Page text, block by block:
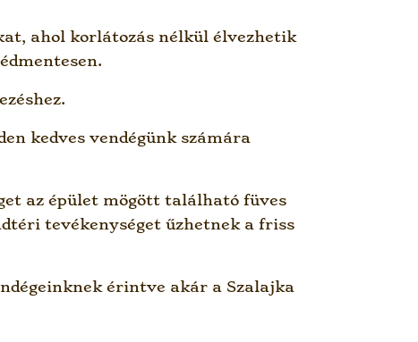
ahol korlátozás nélkül élvezhetik
kedves vendégünk számára
az épület mögött található füves
tevékenységet űzhetnek a friss
érintve akár a Szalajka